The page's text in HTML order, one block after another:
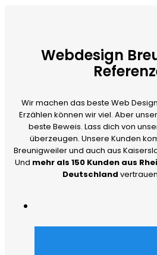
Webdesign
Wir machen das beste Web
Erzählen können wir viel. Aber
beste Beweis. Lass dich von
überzeugen. Unsere Kunden
Breunigweiler und auch aus
Und mehr als 150 Kunden aus
Deutschland